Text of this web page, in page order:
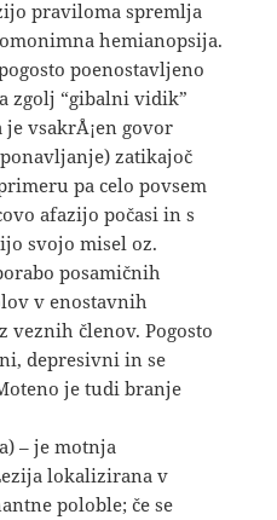
praviloma spremlja
hemianopsija.
poenostavljeno
zgolj “gibalni vidik”
je vsakrÅ¡en govor
zatikajoč
pa celo povsem
afazijo počasi in s
svojo misel oz.
posamičnih
v enostavnih
členov. Pogosto
depresivni in se
je tudi branje
– je motnja
lokalizirana v
poloble; če se